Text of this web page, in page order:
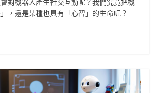
對機器人產生社交互動呢？我們究竟把機
，還是某種也具有「心智」的生命呢？